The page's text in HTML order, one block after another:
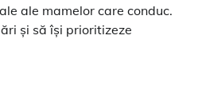
ale mamelor care conduc.
și să își prioritizeze